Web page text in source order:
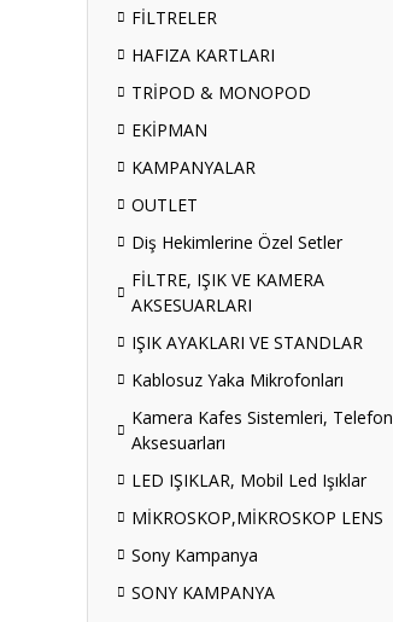
FİLTRELER
HAFIZA KARTLARI
TRİPOD & MONOPOD
EKİPMAN
KAMPANYALAR
OUTLET
Diş Hekimlerine Özel Setler
FİLTRE, IŞIK VE KAMERA
AKSESUARLARI
IŞIK AYAKLARI VE STANDLAR
Kablosuz Yaka Mikrofonları
Kamera Kafes Sistemleri, Telefon
Aksesuarları
LED IŞIKLAR, Mobil Led Işıklar
MİKROSKOP,MİKROSKOP LENS
Sony Kampanya
SONY KAMPANYA